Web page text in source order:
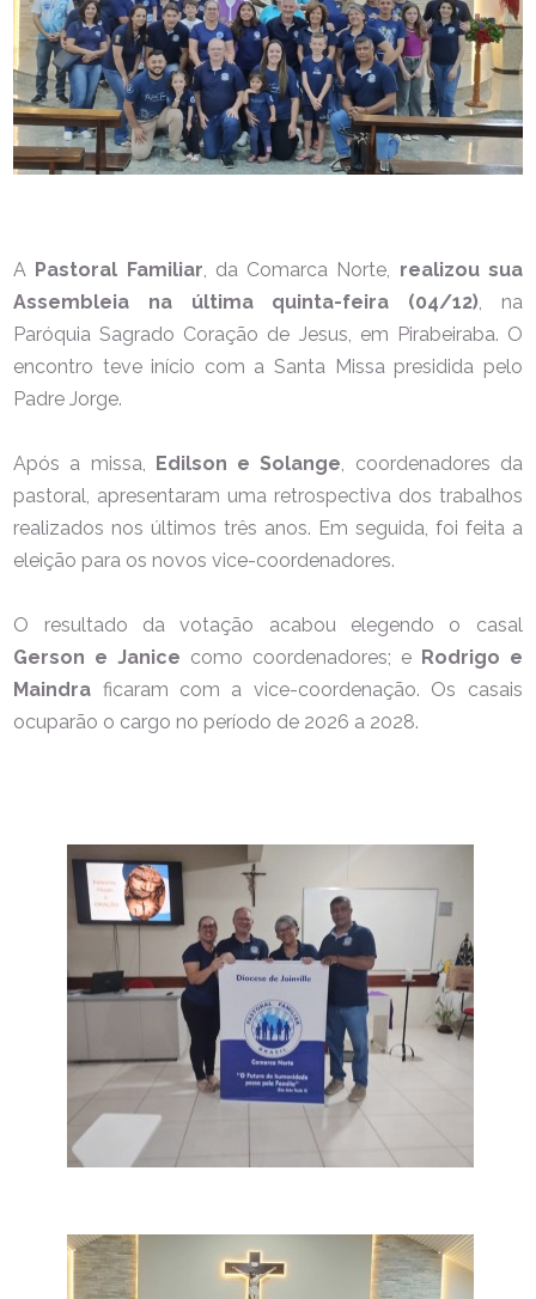
A Pastoral Familiar, da Comarca Norte, realizou sua
Assembleia na última quinta-feira (04/12), na
Paróquia Sagrado Coração de Jesus, em Pirabeiraba. O
encontro teve início com a Santa Missa presidida pelo
Padre Jorge.
Após a missa, Edilson e Solange, coordenadores da
pastoral, apresentaram uma retrospectiva dos trabalhos
realizados nos últimos três anos. Em seguida, foi feita a
eleição para os novos vice-coordenadores.
O resultado da votação acabou elegendo o casal
Gerson e Janice como coordenadores; e Rodrigo e
Maindra ficaram com a vice-coordenação. Os casais
ocuparão o cargo no período de 2026 a 2028.